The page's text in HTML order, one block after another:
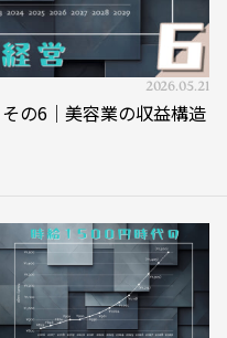
2026.05.21
の6｜美容業の収益構造